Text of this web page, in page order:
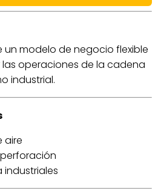
un modelo de negocio flexible
operaciones de la cadena
industrial.
aire
industriales